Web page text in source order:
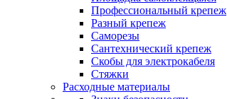
Профессиональный крепеж
Разный крепеж
Саморезы
Сантехнический крепеж
Скобы для электрокабеля
Стяжки
Расходные материалы